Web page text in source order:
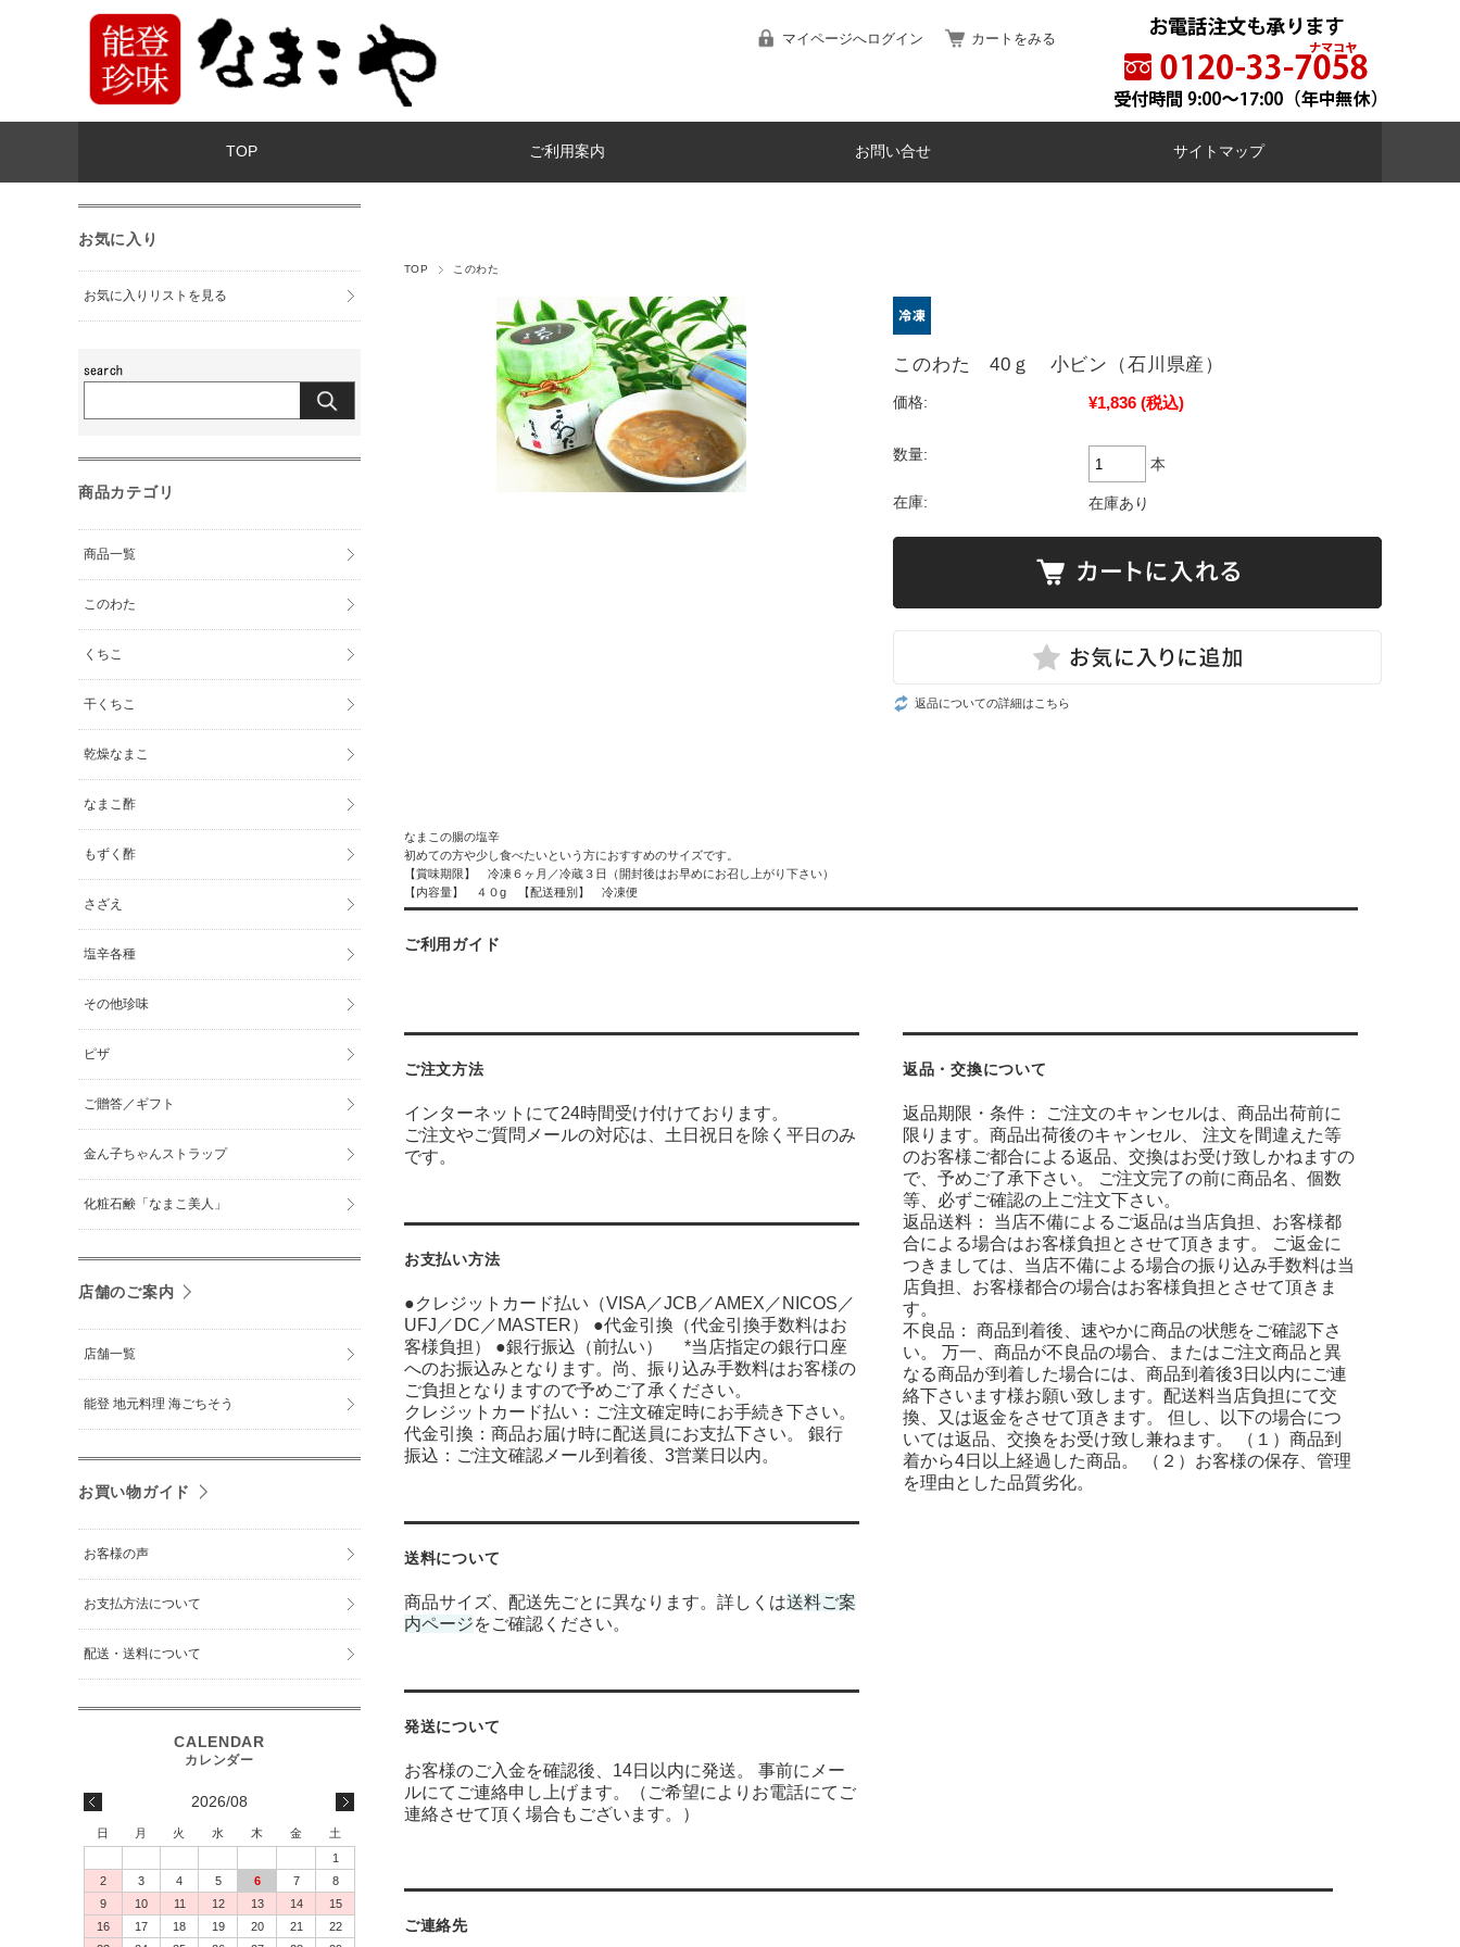
マイページへログイン カートをみる
TOP ご利用案内 お問い合せ サイトマップ
TOP このわた
このわた 40ｇ 小ビン（石川県産）
価格: ¥1,836 (税込)
数量:
本
在庫: 在庫あり
返品についての詳細はこちら
なまこの腸の塩辛
初めての方や少し食べたいという方におすすめのサイズです。
【賞味期限】 冷凍６ヶ月／冷蔵３日（開封後はお早めにお召し上がり下さい）
【内容量】 ４０g 【配送種別】 冷凍便
ご利用ガイド
ご注文方法
インターネットにて24時間受け付けております。
ご注文やご質問メールの対応は、土日祝日を除く平日のみ
です。
お支払い方法
●クレジットカード払い（VISA／JCB／AMEX／NICOS／
UFJ／DC／MASTER） ●代金引換（代金引換手数料はお
客様負担） ●銀行振込（前払い） *当店指定の銀行口座
へのお振込みとなります。尚、振り込み手数料はお客様の
ご負担となりますので予めご了承ください。
クレジットカード払い：ご注文確定時にお手続き下さい。
代金引換：商品お届け時に配送員にお支払下さい。 銀行
振込：ご注文確認メール到着後、3営業日以内。
送料について
商品サイズ、配送先ごとに異なります。詳しくは送料ご案
内ページをご確認ください。
発送について
お客様のご入金を確認後、14日以内に発送。 事前にメー
ルにてご連絡申し上げます。（ご希望によりお電話にてご
連絡させて頂く場合もございます。）
返品・交換について
返品期限・条件： ご注文のキャンセルは、商品出荷前に
限ります。商品出荷後のキャンセル、 注文を間違えた等
のお客様ご都合による返品、交換はお受け致しかねますの
で、予めご了承下さい。 ご注文完了の前に商品名、個数
等、必ずご確認の上ご注文下さい。
返品送料： 当店不備によるご返品は当店負担、お客様都
合による場合はお客様負担とさせて頂きます。 ご返金に
つきましては、当店不備による場合の振り込み手数料は当
店負担、お客様都合の場合はお客様負担とさせて頂きま
す。
不良品： 商品到着後、速やかに商品の状態をご確認下さ
い。 万一、商品が不良品の場合、またはご注文商品と異
なる商品が到着した場合には、商品到着後3日以内にご連
絡下さいます様お願い致します。配送料当店負担にて交
換、又は返金をさせて頂きます。 但し、以下の場合につ
いては返品、交換をお受け致し兼ねます。 （１）商品到
着から4日以上経過した商品。 （２）お客様の保存、管理
を理由とした品質劣化。
ご連絡先
お気に入り
お気に入りリストを見る
商品カテゴリ
商品一覧
このわた
くちこ
干くちこ
乾燥なまこ
なまこ酢
もずく酢
さざえ
塩辛各種
その他珍味
ピザ
ご贈答／ギフト
金ん子ちゃんストラップ
化粧石鹸「なまこ美人」
店舗のご案内
店舗一覧
能登 地元料理 海ごちそう
お買い物ガイド
お客様の声
お支払方法について
配送・送料について
2026/08
日 月 火 水 木 金
土
1
2
3 4 5 6 7
8
9
10 11 12 13 14
15
16
17 18 19 20 21
22